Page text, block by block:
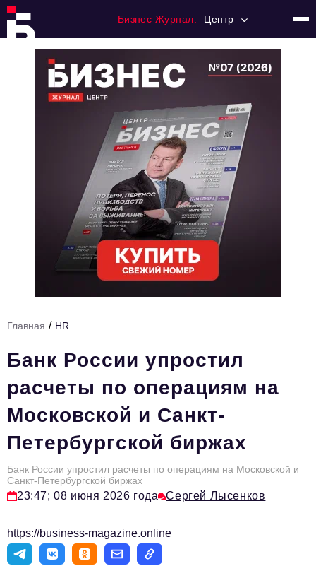
Бизнес Журнал: Центр
Регулирование
Премия "Тульский Бизнес"
История тульского предпринимательства
Тема номера
HR
Персона номера
Инфраструктура развития
Технологии и тренды
Туризм
Мероприятия
Главная / HR
Банк России упростил
расчеты по операциям на
Московской и Санкт-
Петербургской биржах
Банк России упростил расчеты по операциям на Московской и
Санкт-Петербургской биржах
23:47; 08 июня 2026 года Сергей Лысенков
https://business-magazine.online